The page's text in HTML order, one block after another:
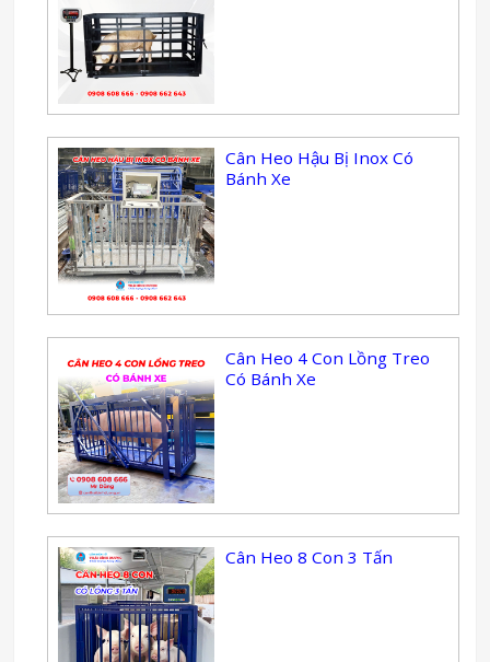
Cân Heo Hậu Bị Inox Có
Bánh Xe
Cân Heo 4 Con Lồng Treo
Có Bánh Xe
Cân Heo 8 Con 3 Tấn